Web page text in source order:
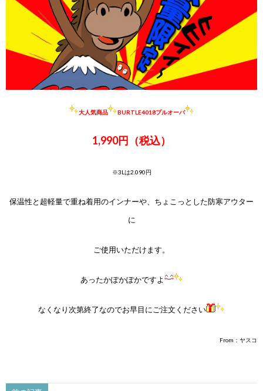
大人気商品 BURTLE4018プルオーバ
1,990円（税込）
※3Lは2.090円
保温性と超軽量で重ね着用のインナーや、ちょこっとした防寒アウター
に
ご使用いただけます。
あったかぽかぽかですよ
なくなり次第終了なのでお早目にご注文ください
From：ヤスコ